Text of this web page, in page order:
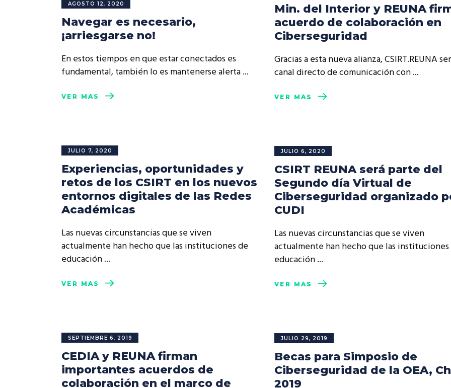
Min. del Interior y REUNA
acuerdo de colaboración en
Ciberseguridad
Gracias a esta nueva alianza, CSIRT.REUNA
canal directo de comunicación con
VER MÁS
AGOSTO 12, 2020
Navegar es necesario,
¡arriesgarse no!
En estos tiempos en que estar conectados es
fundamental, también lo es mantenerse alerta
VER MÁS
JULIO 7, 2020
Experiencias, oportunidades y
retos de los CSIRT en los nuevos
entornos digitales de las Redes
Académicas
Las nuevas circunstancias que se viven
actualmente han hecho que las instituciones de
educación
VER MÁS
JULIO 6, 2020
CSIRT REUNA será parte del
Segundo día Virtual de
Ciberseguridad organizado
CUDI
Las nuevas circunstancias que se viven
actualmente han hecho que las
educación
VER MÁS
SEPTIEMBRE 6, 2019
CEDIA y REUNA firman
importantes acuerdos de
colaboración en el marco de
JULIO 29, 2019
Becas para Simposio de
Ciberseguridad de la OEA,
2019